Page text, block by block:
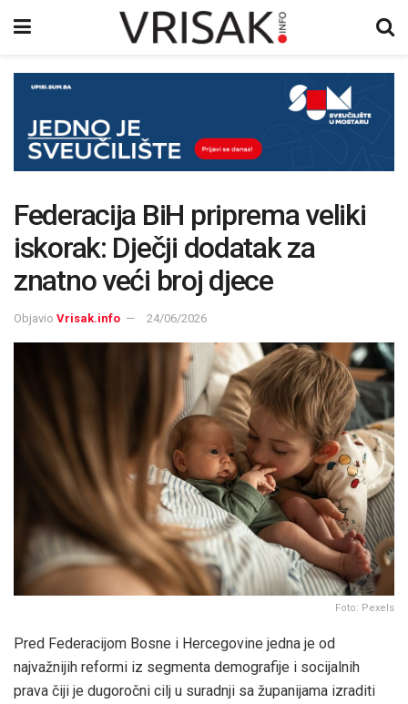
Federacija BiH priprema veliki
iskorak: Dječji dodatak za
znatno veći broj djece
Objavio Vrisak.info 24/06/2026
Foto: Pexels
Pred Federacijom Bosne i Hercegovine jedna je od
najvažnijih reformi iz segmenta demografije i socijalnih
prava čiji je dugoročni cilj u suradnji sa županijama izraditi